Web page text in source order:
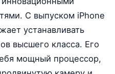
С выпуском iPhone
устанавливать
высшего класса. Его
мощный процессор,